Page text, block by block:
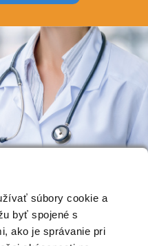
súbory cookie a
byť spojené s
ako je správanie pri